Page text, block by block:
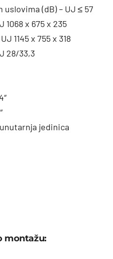
(dB) – UJ ≤ 57
1068 x 675 x 235
1145 x 755 x 318
28/33,3
jedinica
montažu: